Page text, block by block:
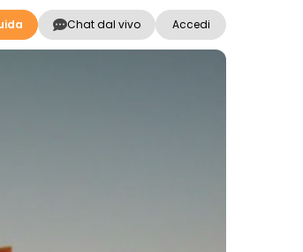
Chat dal vivo Accedi